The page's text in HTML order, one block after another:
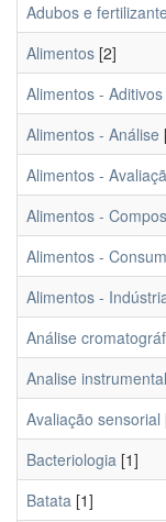
Adubos e
Alimentos [2]
Alimentos - Aditivos
Alimentos - Análise
Alimentos -
Alimentos -
Alimentos -
Alimentos -
Análise
Analise instrumental
Avaliação sensorial
Bacteriologia [1]
Batata [1]